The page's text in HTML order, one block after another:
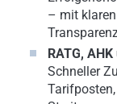
– mit
RATG,
Schneller